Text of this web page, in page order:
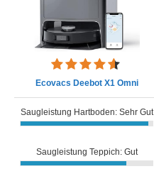
Ecovacs Deebot X1 Omni
Saugleistung Hartboden: Sehr Gut
Saugleistung Teppich: Gut